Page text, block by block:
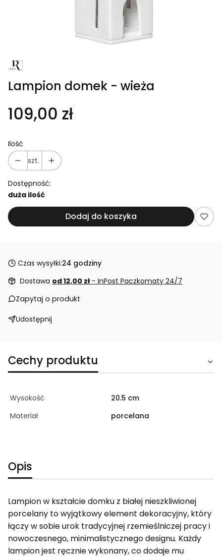
Lampion domek - wieża
109,00 zł
Ilość
szt.
Dostępność:
duża ilość
Dodaj do koszyka
Czas wysyłki:24 godziny
Dostawa od 12,00 zł - InPost Paczkomaty 24/7
Zapytaj o produkt
Udostępnij
Cechy produktu
Wysokość
20.5 cm
Materiał
porcelana
Opis
Lampion w kształcie domku z białej nieszkliwionej
porcelany to wyjątkowy element dekoracyjny, który
łączy w sobie urok tradycyjnej rzemieślniczej pracy i
nowoczesnego, minimalistycznego designu. Każdy
lampion jest ręcznie wykonany, co dodaje mu